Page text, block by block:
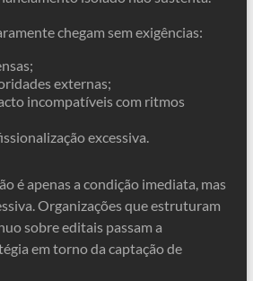
chegam sem exigências:
externas;
incompatíveis com ritmos
excessiva.
é apenas a condição imediata, mas
Organizações que estruturam
sobre editais passam a
em torno da captação de